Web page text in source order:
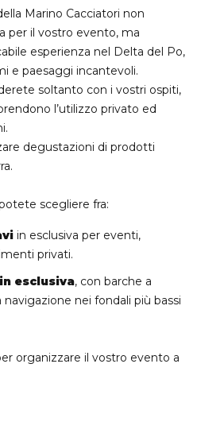
Marino Cacciatori non
per il vostro evento, ma
esperienza nel Delta del Po,
e paesaggi incantevoli.
soltanto con i vostri ospiti,
l’utilizzo privato ed
degustazioni di prodotti
scegliere fra:
in esclusiva per eventi,
privati.
esclusiva, con barche a
nei fondali più bassi
organizzare il vostro evento a